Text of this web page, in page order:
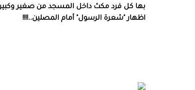
بها كل فرد مكث داخل المسجد من صغير
اظهار "شعرة الرسول" أمام المصلين..!!!!